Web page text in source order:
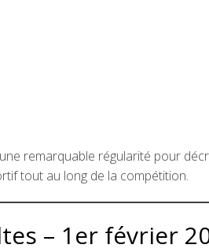
remarquable régularité pour
tout au long de la compétition.
– 1er février